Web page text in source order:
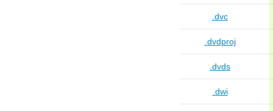
.dvc
.dvdproj
.dvds
.dwi